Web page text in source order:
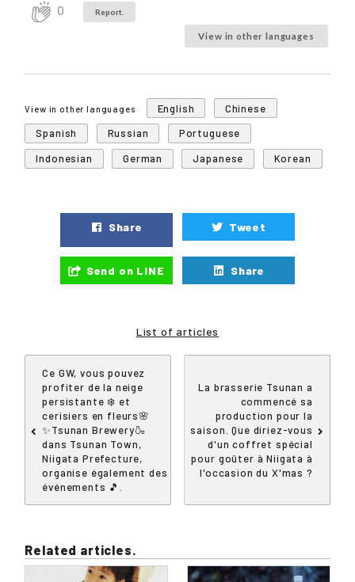
0 Report.
View in other languages
View in other languages English
Chinese
Spanish
Russian
Portuguese
Indonesian
German Japanese Korean
Share Tweet
Send on LINE Share
List of articles
Ce GW, vous pouvez
profiter de la neige
persistante ❄️ et
cerisiers en fleurs🌸
✨Tsunan Brewery🍶
dans Tsunan Town,
Niigata Prefecture,
organise également des
événements 🎵.
La brasserie Tsunan a
commencé sa
production pour la
saison. Que diriez-vous
d'un coffret spécial
pour goûter à Niigata à
l'occasion du X'mas ?
Related articles.